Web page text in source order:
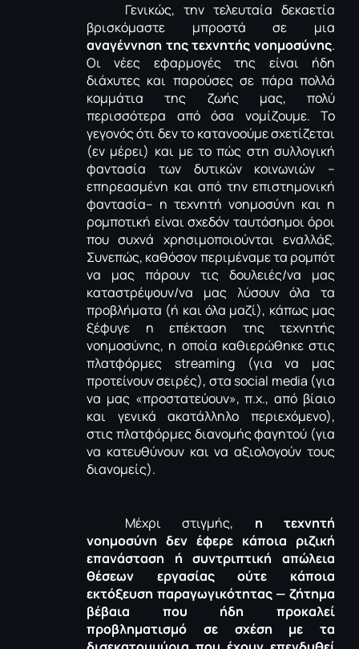
Γενικώς, την τελευταία δεκαετία
βρισκόμαστε μπροστά σε μια
αναγέννηση της τεχνητής νοημοσύνης.
Οι νέες εφαρμογές της είναι ήδη
διάχυτες και παρούσες σε πάρα πολλά
κομμάτια της ζωής μας, πολύ
περισσότερα από όσα νομίζουμε. Το
γεγονός ότι δεν το κατανοούμε σχετίζεται
(εν μέρει) και με το πώς στη συλλογική
φαντασία των δυτικών κοινωνιών –
επηρεασμένη και από την επιστημονική
φαντασία– η τεχνητή νοημοσύνη και η
ρομποτική είναι σχεδόν ταυτόσημοι όροι
που συχνά χρησιμοποιούνται εναλλάξ.
Συνεπώς, καθόσον περιμέναμε τα ρομπότ
να μας πάρουν τις δουλειές/να μας
καταστρέψουν/να μας λύσουν όλα τα
προβλήματα (ή και όλα μαζί), κάπως μας
ξέφυγε η επέκταση της τεχνητής
νοημοσύνης, η οποία καθιερώθηκε στις
πλατφόρμες streaming(για να μας
προτείνουν σειρές), στα social media (για
να μας «προστατεύουν», π.χ., από βίαιο
και γενικά ακατάλληλο περιεχόμενο),
στις πλατφόρμες διανομής φαγητού (για
να κατευθύνουν και να αξιολογούν τους
διανομείς).
Μέχρι στιγμής, η τεχνητή
νοημοσύνη δεν έφερε κάποια ριζική
επανάσταση ή συντριπτική απώλεια
θέσεων εργασίας ούτε κάποια
εκτόξευση παραγωγικότητας— ζήτημα
βέβαια που ήδη προκαλεί
προβληματισμό σε σχέση με τα